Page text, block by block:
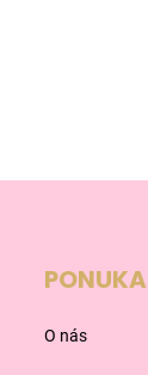
PONUKA
O nás